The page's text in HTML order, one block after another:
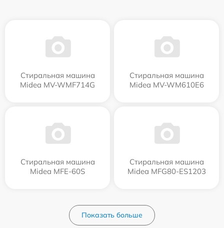
Стиральная машина
Midea MV-WMF714G
Стиральная машина
Midea MV-WM610E6
Стиральная машина
Midea MFE-60S
Стиральная машина
Midea MFG80-ES1203
Показать больше